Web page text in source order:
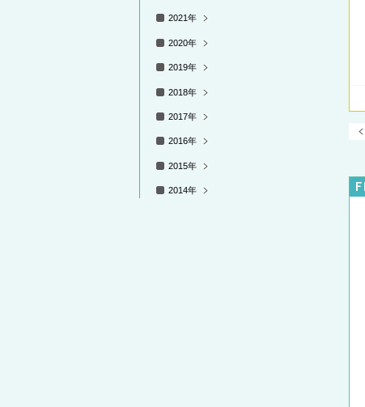
2021年
2020年
2019年
2018年
2017年
2016年
2015年
2014年